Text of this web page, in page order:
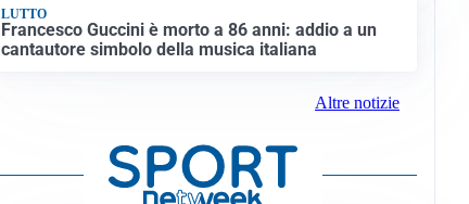
LUTTO
Francesco Guccini è morto a 86 anni: addio a un
cantautore simbolo della musica italiana
Altre notizie